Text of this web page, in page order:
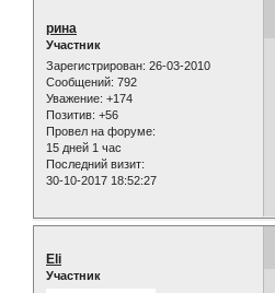
рина
Участник
Зарегистрирован: 26-03-2010
Сообщений: 792
Уважение: +174
Позитив: +56
Провел на форуме:
15 дней 1 час
Последний визит:
30-10-2017 18:52:27
Eli
Участник